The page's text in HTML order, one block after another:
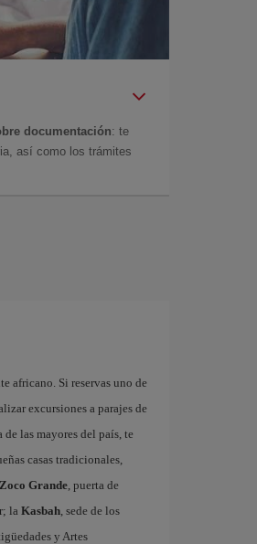
documentación: te
así como los trámites
africano. Si reservas uno de
excursiones a parajes de
las mayores del país, te
casas tradicionales,
Zoco Grande, puerta de
la Kasbah, sede de los
y Artes